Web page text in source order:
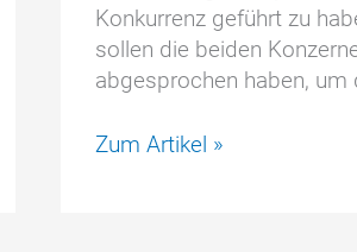
Konkurrenz geführt zu
sollen die beiden
abgesprochen haben, um
Wettbewerbsstrafen
Zum Artikel »